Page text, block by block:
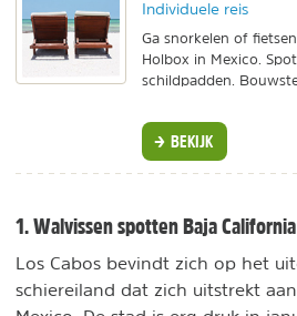
Individuele reis
Ga snorkelen of
Holbox in Mexico.
schildpadden.
BEKIJK
1. Walvissen spotten Baja California
Los Cabos bevindt zich op het
schiereiland dat zich uitstrekt